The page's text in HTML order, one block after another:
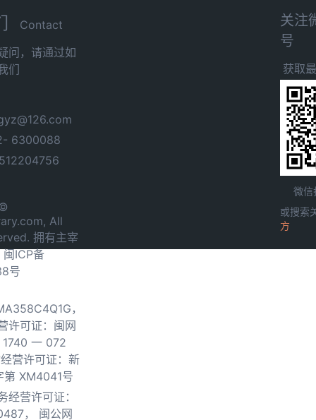
Contact
问，请通过如
们
6300088
All
拥有主宰
闽ICP备
号
，
许可证：闽网
一 072
营许可证：新
第 XM4041号
经营许可证：
，
闽公网
关注
号
获取
微信
或搜索
方